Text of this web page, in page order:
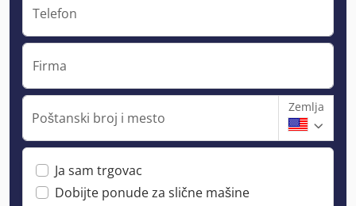
Telefon
Firma
Poštanski broj i mesto
Zemlja
Ja sam trgovac
Dobijte ponude za slične mašine